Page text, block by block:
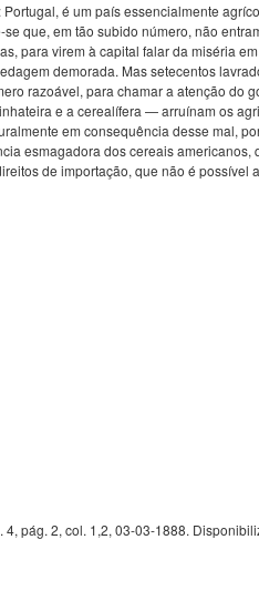
é um país essencialmente
que, em tão subido número, não
para virem à capital falar da miséria
demorada. Mas setecentos
razoável, para chamar a atenção do
e a cerealífera — arruínam os
em consequência desse mal,
esmagadora dos cereais
de importação, que não é
4, pág. 2, col. 1,2, 03-03-1888.